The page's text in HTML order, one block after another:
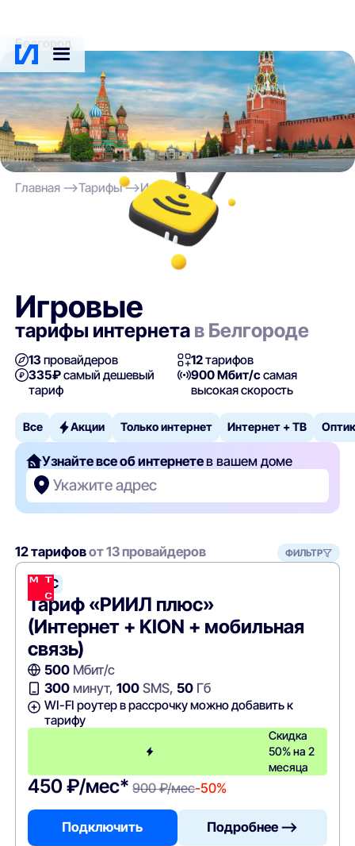
Белгород
Главная Тарифы Игровые
Игровые
тарифы интернета в Белгороде
13провайдеров 12тарифов
335₽самый дешевый
тариф
900 Мбит/ссамая
высокая скорость
Все Акции Только интернет Интернет + ТВ
Узнайте все об интернетев вашем доме
Укажите адрес
12 тарифовот 13 провайдеров ФИЛЬТР
МТС
Тариф «РИИЛ плюс»
(Интернет + KION + мобильная
связь)
500Мбит/с
300минут, 100SMS, 50Гб
WI-FI роутер в рассрочку можно добавить к
тарифу
Скидка
50% на 2
месяца
450 ₽/мес* 900 ₽/мес-50%
Подключить Подробнее —>